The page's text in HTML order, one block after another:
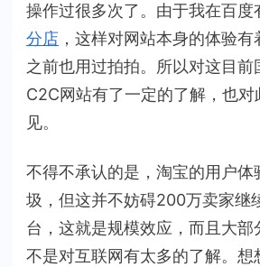
操作过很多次了。由于我在百度
分店 ，这样对网站本身的体验有
之前也用过拍拍。所以对这目前
C2C网站有了一定的了解，也对
见。
不得不承认的是，淘宝的用户体
圾，但这并不妨碍200万卖家继
台，这就是规模效应，而且大部
不是对互联网有太多的了解。想